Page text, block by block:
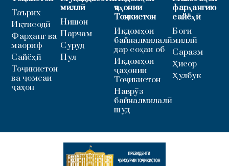
Таърих
Иқтисодӣ
Фарҳанг ва
маориф
Сайёҳӣ
Тоҷикистон
ва ҷомеаи
ҷаҳон
миллӣ
Нишон
Парчам
Суруд
Пул
ҷаҳонии
Тоҷикистон
Иқдомҳои
байналмилалӣ
дар соҳаи об
Иқдомҳои
ҷаҳонии
Тоҷикистон
Наврӯз
байналмилалӣ
шуд
фарҳангию
сайёҳӣ
Боғи
миллӣ
Саразм
Ҳисор
Ҳулбук